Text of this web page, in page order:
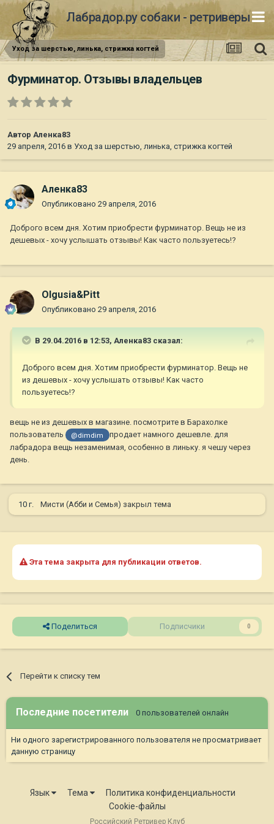
Лабрадор.ру собаки - ретриверы
Уход за шерстью, линька, стрижка когтей
Фурминатор. Отзывы владельцев
Автор Аленка83
29 апреля, 2016 в Уход за шерстью, линька, стрижка когтей
Аленка83
Опубликовано 29 апреля, 2016
Доброго всем дня. Хотим приобрести фурминатор. Вещь не из
дешевых - хочу услышать отзывы! Как часто пользуетесь!?
Olgusia&Pitt
Опубликовано 29 апреля, 2016
В 29.04.2016 в 12:53, Аленка83 сказал:
Доброго всем дня. Хотим приобрести фурминатор. Вещь не
из дешевых - хочу услышать отзывы! Как часто
пользуетесь!?
вещь не из дешевых в магазине. посмотрите в Барахолке
пользователь
@dimdim
продает намного дешевле. для
лабрадора вещь незаменимая, особенно в линьку. я чешу через
день.
10 г. Мисти (Абби и Семья) закрыл тема
Эта тема закрыта для публикации ответов.
Поделиться Подписчики 0
Перейти к списку тем
Последние посетители 0 пользователей онлайн
Ни одного зарегистрированного пользователя не просматривает
данную страницу
Язык Тема
Политика конфиденциальности
Cookie-файлы
Российский Ретривер Клуб